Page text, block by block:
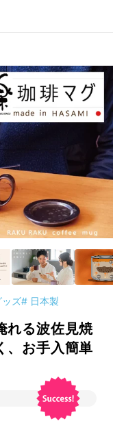
ズ# 日本製
れる波佐見焼
、お手入簡単